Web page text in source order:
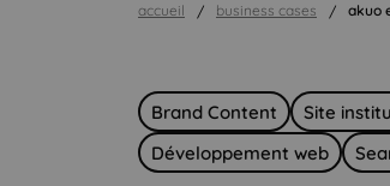
accueil business cases akuo
Brand Content Site
Développement web